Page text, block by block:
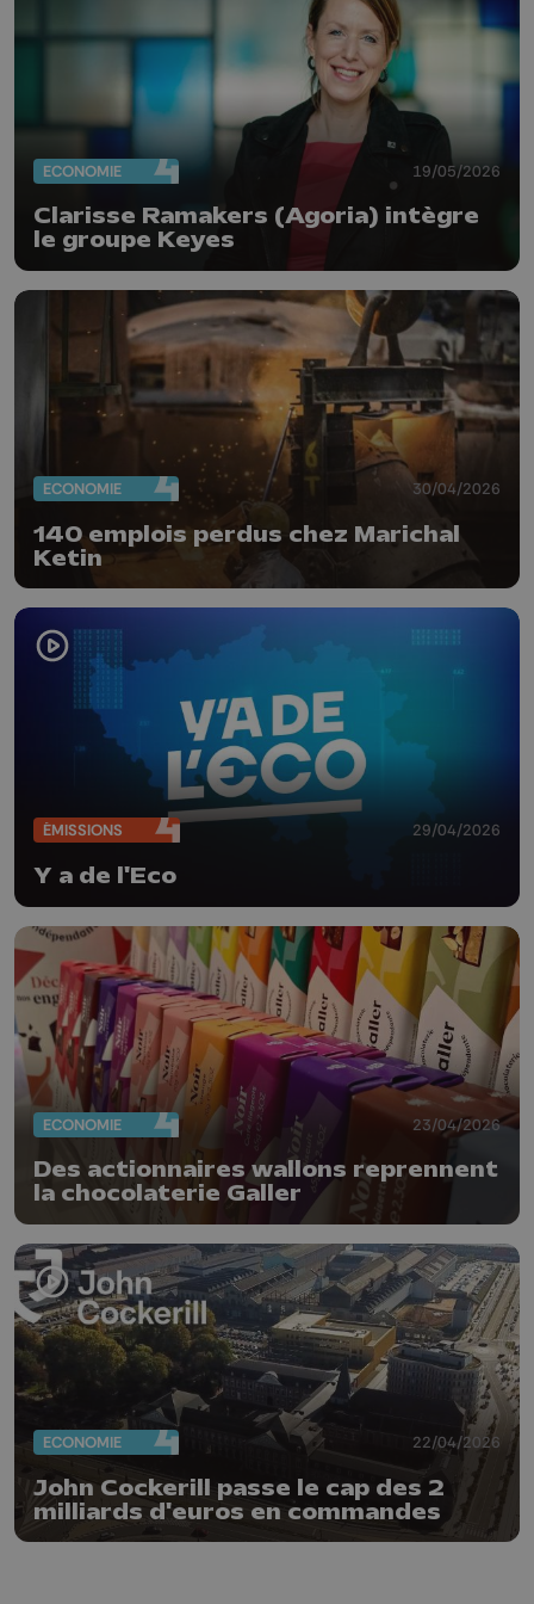
ECONOMIE 19/05/2026
Clarisse Ramakers (Agoria) intègre
le groupe Keyes
ECONOMIE 30/04/2026
140 emplois perdus chez Marichal
Ketin
ÉMISSIONS 29/04/2026
Y a de l'Eco
ECONOMIE 23/04/2026
Des actionnaires wallons reprennent
la chocolaterie Galler
ECONOMIE 22/04/2026
John Cockerill passe le cap des 2
milliards d'euros en commandes